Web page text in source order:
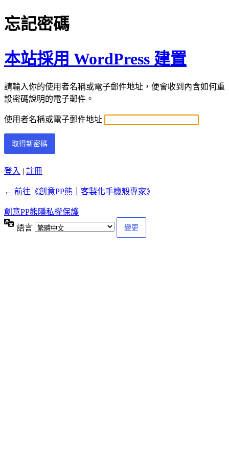
忘記密碼
本站採用 WordPress 建置
請輸入你的使用者名稱或電子郵件地址，便會收到內含如何重
設密碼說明的電子郵件。
使用者名稱或電子郵件地址
登入 | 註冊
← 前往《創意PP熊｜客製化手機殼專家》
創意PP熊隱私權保護
語言